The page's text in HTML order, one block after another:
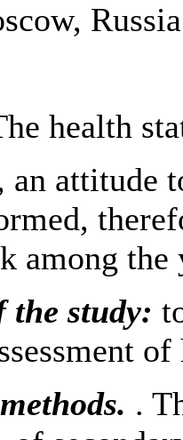
Russia
health
an attitude
among the
the study:
of
.